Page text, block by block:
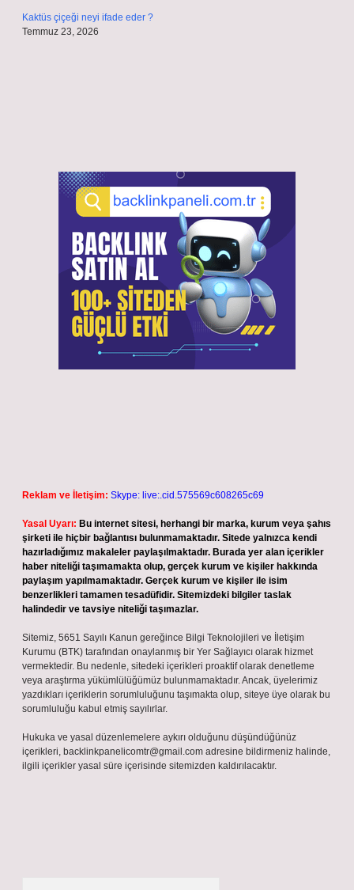
Kaktüs çiçeği neyi ifade eder ?
Temmuz 23, 2026
Reklam ve İletişim: Skype: live:.cid.575569c608265c69
Yasal Uyarı: Bu internet sitesi, herhangi bir marka, kurum veya şahıs
şirketi ile hiçbir bağlantısı bulunmamaktadır. Sitede yalnızca kendi
hazırladığımız makaleler paylaşılmaktadır. Burada yer alan içerikler
haber niteliği taşımamakta olup, gerçek kurum ve kişiler hakkında
paylaşım yapılmamaktadır. Gerçek kurum ve kişiler ile isim
benzerlikleri tamamen tesadüfidir. Sitemizdeki bilgiler taslak
halindedir ve tavsiye niteliği taşımazlar.
Sitemiz, 5651 Sayılı Kanun gereğince Bilgi Teknolojileri ve İletişim
Kurumu (BTK) tarafından onaylanmış bir Yer Sağlayıcı olarak hizmet
vermektedir. Bu nedenle, sitedeki içerikleri proaktif olarak denetleme
veya araştırma yükümlülüğümüz bulunmamaktadır. Ancak, üyelerimiz
yazdıkları içeriklerin sorumluluğunu taşımakta olup, siteye üye olarak bu
sorumluluğu kabul etmiş sayılırlar.
Hukuka ve yasal düzenlemelere aykırı olduğunu düşündüğünüz
içerikleri, backlinkpanelicomtr@gmail.com adresine bildirmeniz halinde,
ilgili içerikler yasal süre içerisinde sitemizden kaldırılacaktır.